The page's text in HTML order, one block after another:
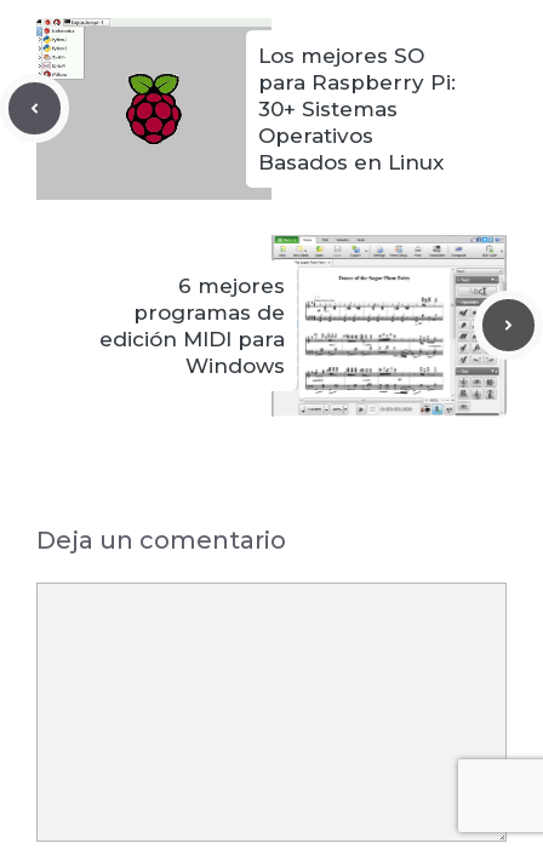
Los mejores SO
para Raspberry Pi:
30+ Sistemas
Operativos
Basados en Linux
6 mejores
programas de
edición MIDI para
Windows
Deja un comentario